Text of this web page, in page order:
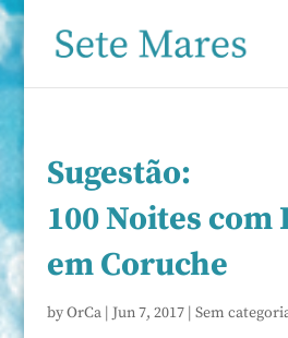
Sugestão:
100 Noites com
em Coruche
byOrCa| Jun 7, 2017| Sem